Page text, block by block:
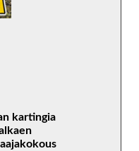
kartingia